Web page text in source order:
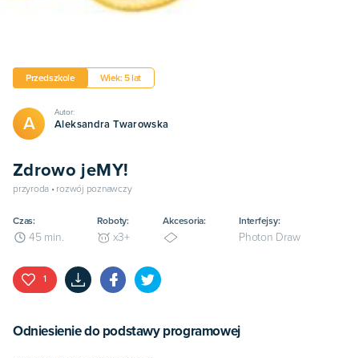
Przedszkole Wiek: 5 lat
A
Autor:
Aleksandra Twarowska
Zdrowo jeMY!
przyroda • rozwój poznawczy
Czas:
45min.
Roboty:
x3+
Akcesoria: Interfejsy:
Photon Draw
1
Odniesienie do podstawy programowej